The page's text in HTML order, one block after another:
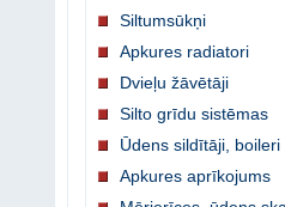
Siltumsūkņi
Apkures radiatori
Dvieļu žāvētāji
Silto grīdu sistēmas
Ūdens sildītāji, boileri
Apkures aprīkojums